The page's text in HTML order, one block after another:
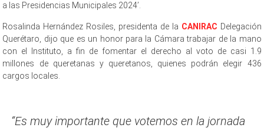
a las Presidencias Municipales 2024’.
Rosalinda Hernández Rosiles, presidenta de la CANIRAC Delegación
Querétaro, dijo que es un honor para la Cámara trabajar de la mano
con el Instituto, a fin de fomentar el derecho al voto de casi 1.9
millones de queretanas y queretanos, quienes podrán elegir 436
cargos locales.
“Es muy importante que votemos en la jornada